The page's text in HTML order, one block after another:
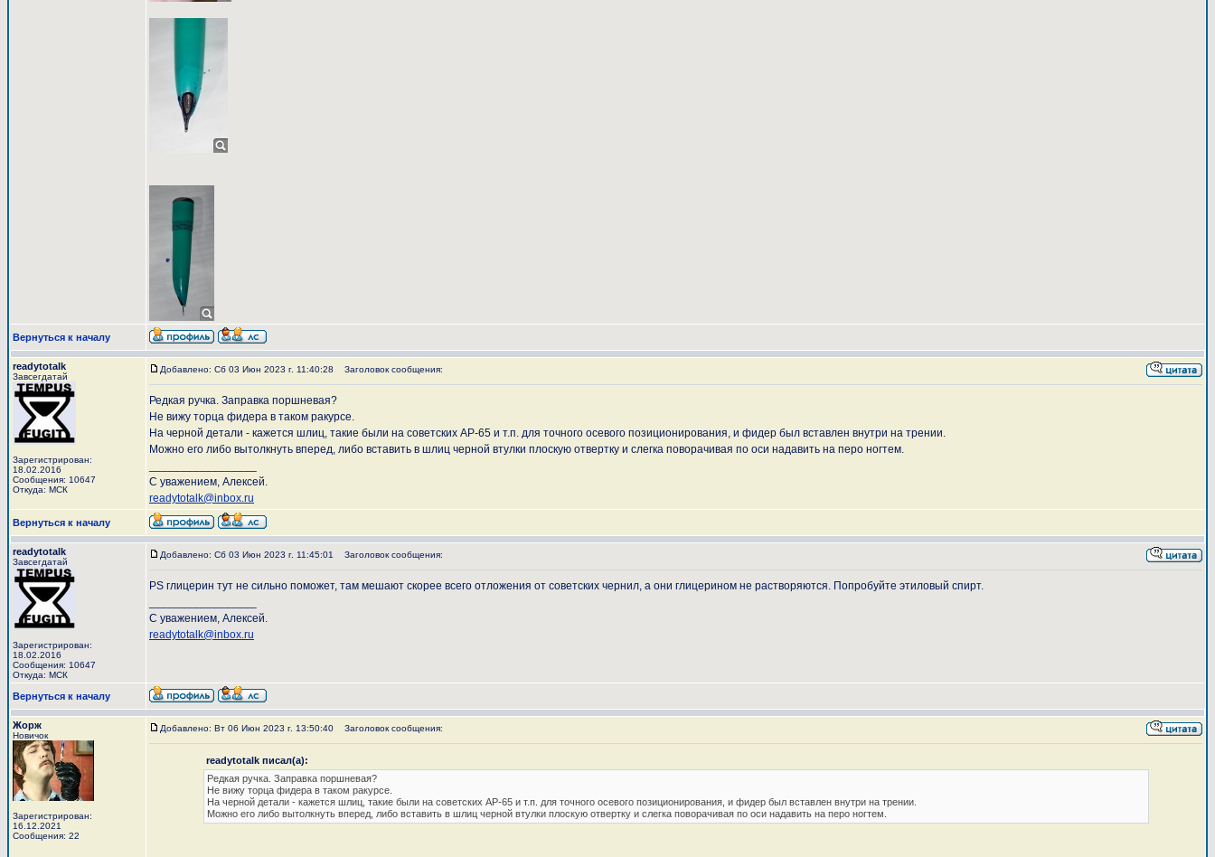
Вернуться к началу
readytotalk
Завсегдатай
Зарегистрирован:
18.02.2016
Сообщения: 10647
Откуда: МСК
Добавлено: Сб 03 Июн 2023 г. 11:40:28 Заголовок сообщения:
Редкая ручка. Заправка поршневая?
Не вижу торца фидера в таком ракурсе.
На черной детали - кажется шлиц, такие были на советских АР-65 и т.п. для точного осевого позиционирования, и фидер был вставлен внутри на трении.
Можно его либо вытолкнуть вперед, либо вставить в шлиц черной втулки плоскую отвертку и слегка поворачивая по оси надавить на перо ногтем.
С уважением, Алексей.
readytotalk@inbox.ru
Вернуться к началу
readytotalk
Завсегдатай
Зарегистрирован:
18.02.2016
Сообщения: 10647
Откуда: МСК
Добавлено: Сб 03 Июн 2023 г. 11:45:01 Заголовок сообщения:
PS глицерин тут не сильно поможет, там мешают скорее всего отложения от советских чернил, а они глицерином не растворяются. Попробуйте этиловый спирт.
С уважением, Алексей.
readytotalk@inbox.ru
Вернуться к началу
Жорж
Новичок
Зарегистрирован:
16.12.2021
Сообщения: 22
Добавлено: Вт 06 Июн 2023 г. 13:50:40 Заголовок сообщения:
readytotalk писал(а):
Редкая ручка. Заправка поршневая?
Не вижу торца фидера в таком ракурсе.
На черной детали - кажется шлиц, такие были на советских АР-65 и т.п. для точного осевого позиционирования, и фидер был вставлен внутри на трении.
Можно его либо вытолкнуть вперед, либо вставить в шлиц черной втулки плоскую отвертку и слегка поворачивая по оси надавить на перо ногтем.